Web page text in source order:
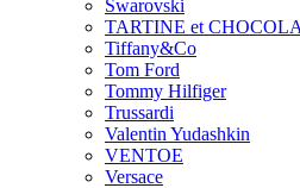
Swarovski
TARTINE et
Tiffany&Co
Tom Ford
Tommy Hilfiger
Trussardi
Valentin Yudashkin
VENTOE
Versace